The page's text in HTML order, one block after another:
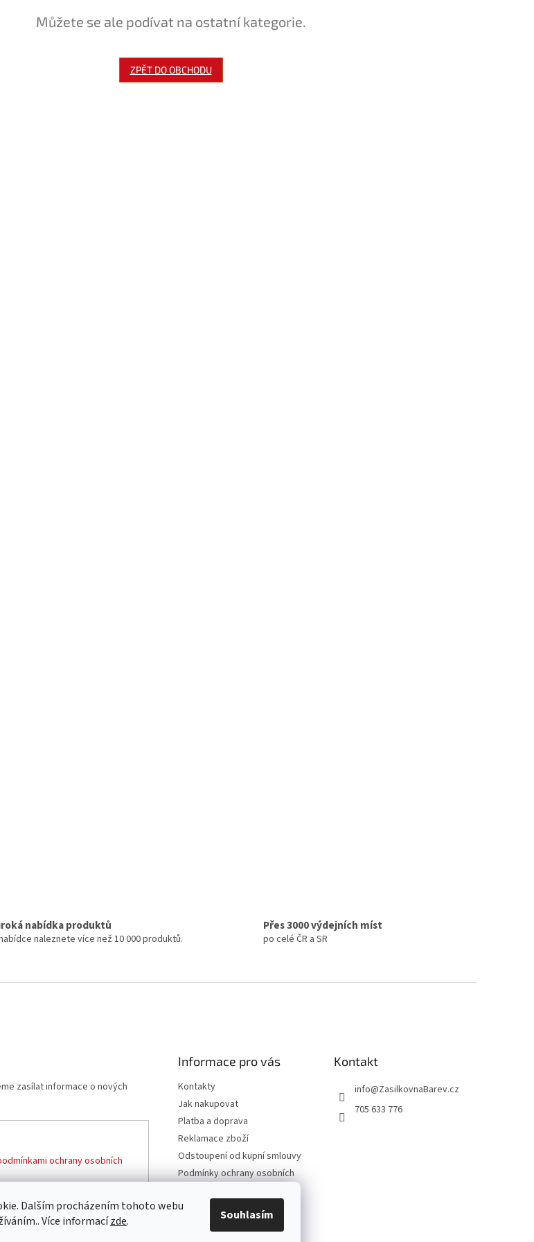
Dalším procházením tohoto webu
Více informacízde. Souhlasím
Můžete se ale podívat na ostatní kategorie.
ZPĚT DO OBCHODU
nabídka produktů
naleznete více než 10 000 produktů.
Přes 3000 výdejních míst
po celé ČR a SR
zasílat informace o nových
ochrany osobních
Informace pro vás
Kontakty
Jak nakupovat
Platba a doprava
Reklamace zboží
Odstoupení od kupní smlouvy
Podmínky ochrany osobních
Obchodní podmínky
Kontakt
info@ZasilkovnaBarev.cz
705 633 776